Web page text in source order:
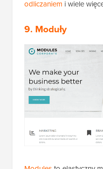
odliczaniem i wiele
9. Moduły